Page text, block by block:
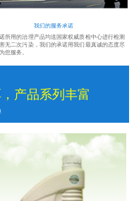
我们的服务承诺
所用的治理产品均送国家权威质检中心进行检测
无二次污染，我们的承诺用我们最真诚的态度尽
您服务。
产品系列丰富